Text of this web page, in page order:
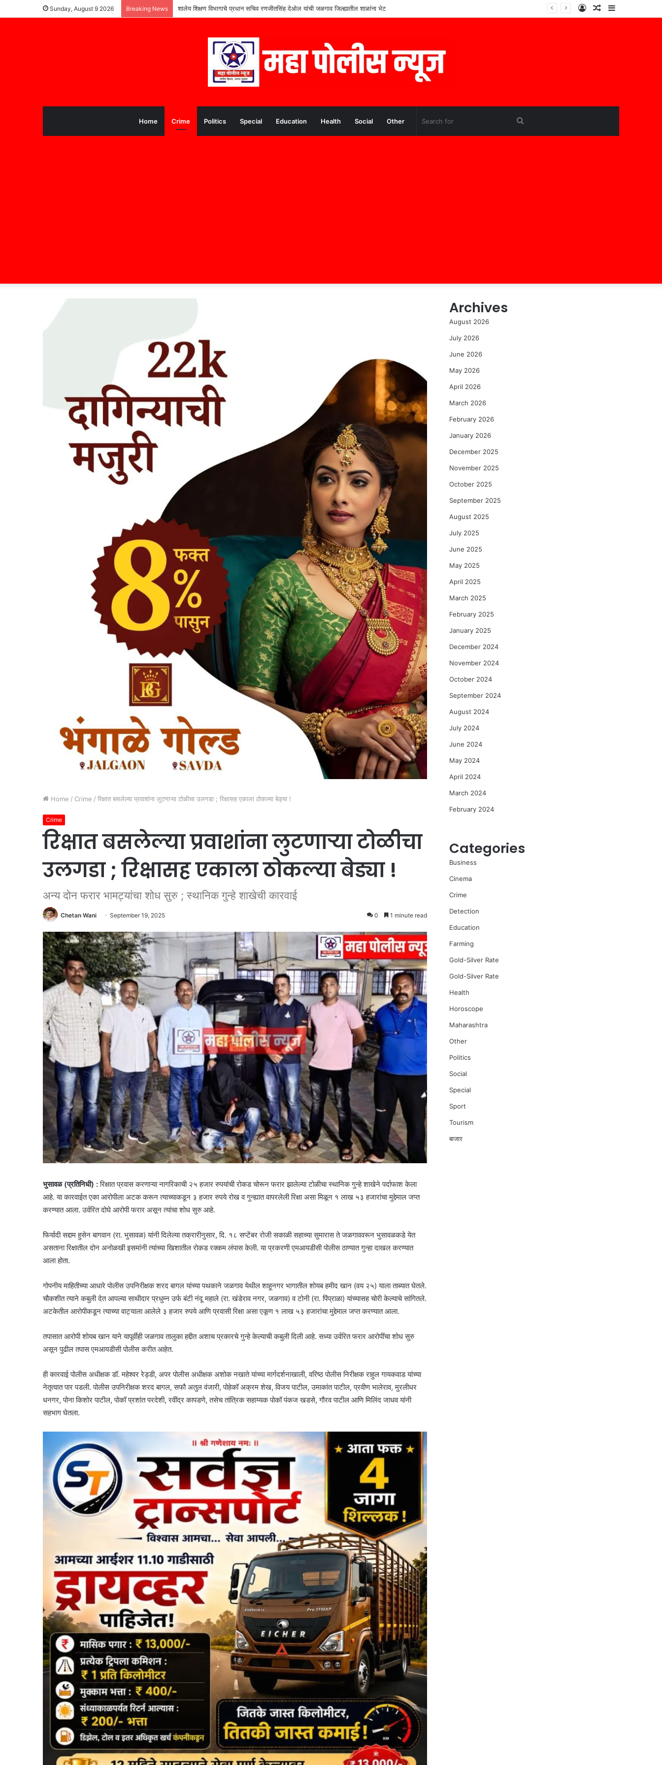
Sunday, August 9 2026 Breaking News शालेय शिक्षण विभागाचे प्रधान सचिव रणजीतसिंह देओल यांची जळगाव जिल्ह्यातील शाळांना भेट Sidebar
Random
Log
Home Crime Politics Special Education Health Social Other
Home / Crime / रिक्षात बसलेल्या प्रवाशांना लुटणाऱ्या टोळीचा उलगडा ; रिक्षासह एकाला ठोकल्या बेड्या !
Crime
रिक्षात बसलेल्या प्रवाशांना लुटणाऱ्या टोळीचा
उलगडा ; रिक्षासह एकाला ठोकल्या बेड्या !
अन्य दोन फरार भामट्यांचा शोध सुरु ; स्थानिक गुन्हे शाखेची कारवाई
Chetan Wani September 19, 2025 0 1 minute read
भुसावळ (प्रतिनिधी) :रिक्षात प्रवास करणाऱ्या नागरिकाची २५ हजार रुपयांची रोकड चोरून फरार झालेल्या टोळीचा स्थानिक गुन्हे शाखेने पर्दाफाश केला
आहे. या कारवाईत एका आरोपीला अटक करून त्याच्याकडून ३ हजार रुपये रोख व गुन्ह्यात वापरलेली रिक्षा असा मिळून १ लाख ५३ हजारांचा मुद्देमाल जप्त
करण्यात आला. उर्वरित दोघे आरोपी फरार असून त्यांचा शोध सुरु आहे.
फिर्यादी सद्दाम हुसेन बागवान (रा. भुसावळ) यांनी दिलेल्या तक्रारीनुसार, दि. १८ सप्टेंबर रोजी सकाळी सहाच्या सुमारास ते जळगाववरून भुसावळकडे येत
असताना रिक्षातील दोन अनोळखी इसमांनी त्यांच्या खिशातील रोकड रक्कम लंपास केली. या प्रकरणी एमआयडीसी पोलीस ठाण्यात गुन्हा दाखल करण्यात
आला होता.
गोपनीय माहितीच्या आधारे पोलीस उपनिरीक्षक शरद बागल यांच्या पथकाने जळगाव येथील शाहूनगर भागातील शोयब हमीद खान (वय २५) याला ताब्यात घेतले.
चौकशीत त्याने कबुली देत आपल्या साथीदार प्रधुम्न उर्फ बंटी नंदू महाले (रा. खंडेराव नगर, जळगाव) व टोनी (रा. पिंप्राळा) यांच्यासह चोरी केल्याचे सांगितले.
अटकेतील आरोपीकडून त्याच्या वाट्याला आलेले ३ हजार रुपये आणि प्रवासी रिक्षा असा एकूण १ लाख ५३ हजारांचा मुद्देमाल जप्त करण्यात आला.
तपासात आरोपी शोयब खान याने यापूर्वीही जळगाव तालुका हद्दीत अशाच प्रकारचे गुन्हे केल्याची कबुली दिली आहे. सध्या उर्वरित फरार आरोपींचा शोध सुरु
असून पुढील तपास एमआयडीसी पोलीस करीत आहेत.
ही कारवाई पोलीस अधीक्षक डॉ. महेश्वर रेड्डी, अपर पोलीस अधीक्षक अशोक नखाते यांच्या मार्गदर्शनाखाली, वरिष्ठ पोलीस निरीक्षक राहुल गायकवाड यांच्या
नेतृत्वात पार पडली. पोलीस उपनिरीक्षक शरद बागल, सफौ अतुल वंजारी, पोहेकॉ अक्रम शेख, विजय पाटील, उमाकांत पाटील, प्रवीण भालेराव, मुरलीधर
धनगर, पोना किशोर पाटील, पोकॉ प्रशांत परदेशी, रवींद्र कापडणे, तसेच तांत्रिक सहाय्यक पोकॉ पंकज खडसे, गौरव पाटील आणि मिलिंद जाधव यांनी
सहभाग घेतला.
Archives
August 2026
July 2026
June 2026
May 2026
April 2026
March 2026
February 2026
January 2026
December 2025
November 2025
October 2025
September 2025
August 2025
July 2025
June 2025
May 2025
April 2025
March 2025
February 2025
January 2025
December 2024
November 2024
October 2024
September 2024
August 2024
July 2024
June 2024
May 2024
April 2024
March 2024
February 2024
Categories
Business
Cinema
Crime
Detection
Education
Farming
Gold-Silver Rate
Gold-Silver Rate
Health
Horoscope
Maharashtra
Other
Politics
Social
Special
Sport
Tourism
बाजार